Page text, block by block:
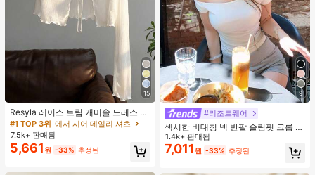
15
Resyla 레이스 트림 캐미솔 드레스 커
버 업, 여성용 긴소매 니트 시어 커버
업 탑, 여름
#1 TOP 3위 에서 시어 데일리 셔츠
7.5k+ 판매됨
5,661 원 -33% 추정된
9
#리조트웨어
섹시한 비대칭 넥 반팔 슬림핏 크롭 탑
화이트 여름
1.4k+ 판매됨
7,011 원 -33% 추정된